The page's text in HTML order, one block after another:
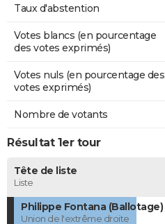
Taux d'abstention
Votes blancs (en pourcentage
des votes exprimés)
Votes nuls (en pourcentage des
votes exprimés)
Nombre de votants
Résultat 1er tour
Tête de liste
Liste
Philippe Fontana (Ballotage)
Union de l'extrême droite